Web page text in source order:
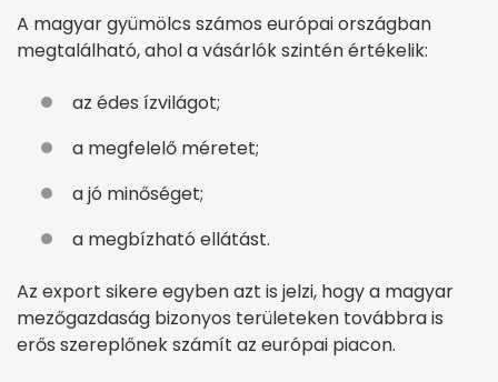
A magyar gyümölcs számos európai országban
megtalálható, ahol a vásárlók szintén értékelik:
az édes ízvilágot;
a megfelelő méretet;
a jó minőséget;
a megbízható ellátást.
Az export sikere egyben azt is jelzi, hogy a magyar
mezőgazdaság bizonyos területeken továbbra is
erős szereplőnek számít az európai piacon.